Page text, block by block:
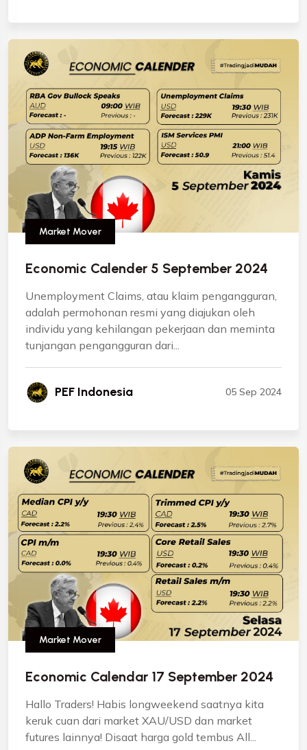
Market Mover
Economic Calender 5 September 2024
Unemployment Claims, atau klaim pengangguran,
adalah permohonan resmi yang diajukan oleh
individu yang kehilangan pekerjaan dan meminta
tunjangan pengangguran dari...
PEF Indonesia 05 Sep 2024
Market Mover
Economic Calendar 17 September 2024
Hallo Traders! Habis longweekend saatnya kita
keruk cuan dari market XAU/USD dan market
futures lainnya! Disaat harga gold tembus All...